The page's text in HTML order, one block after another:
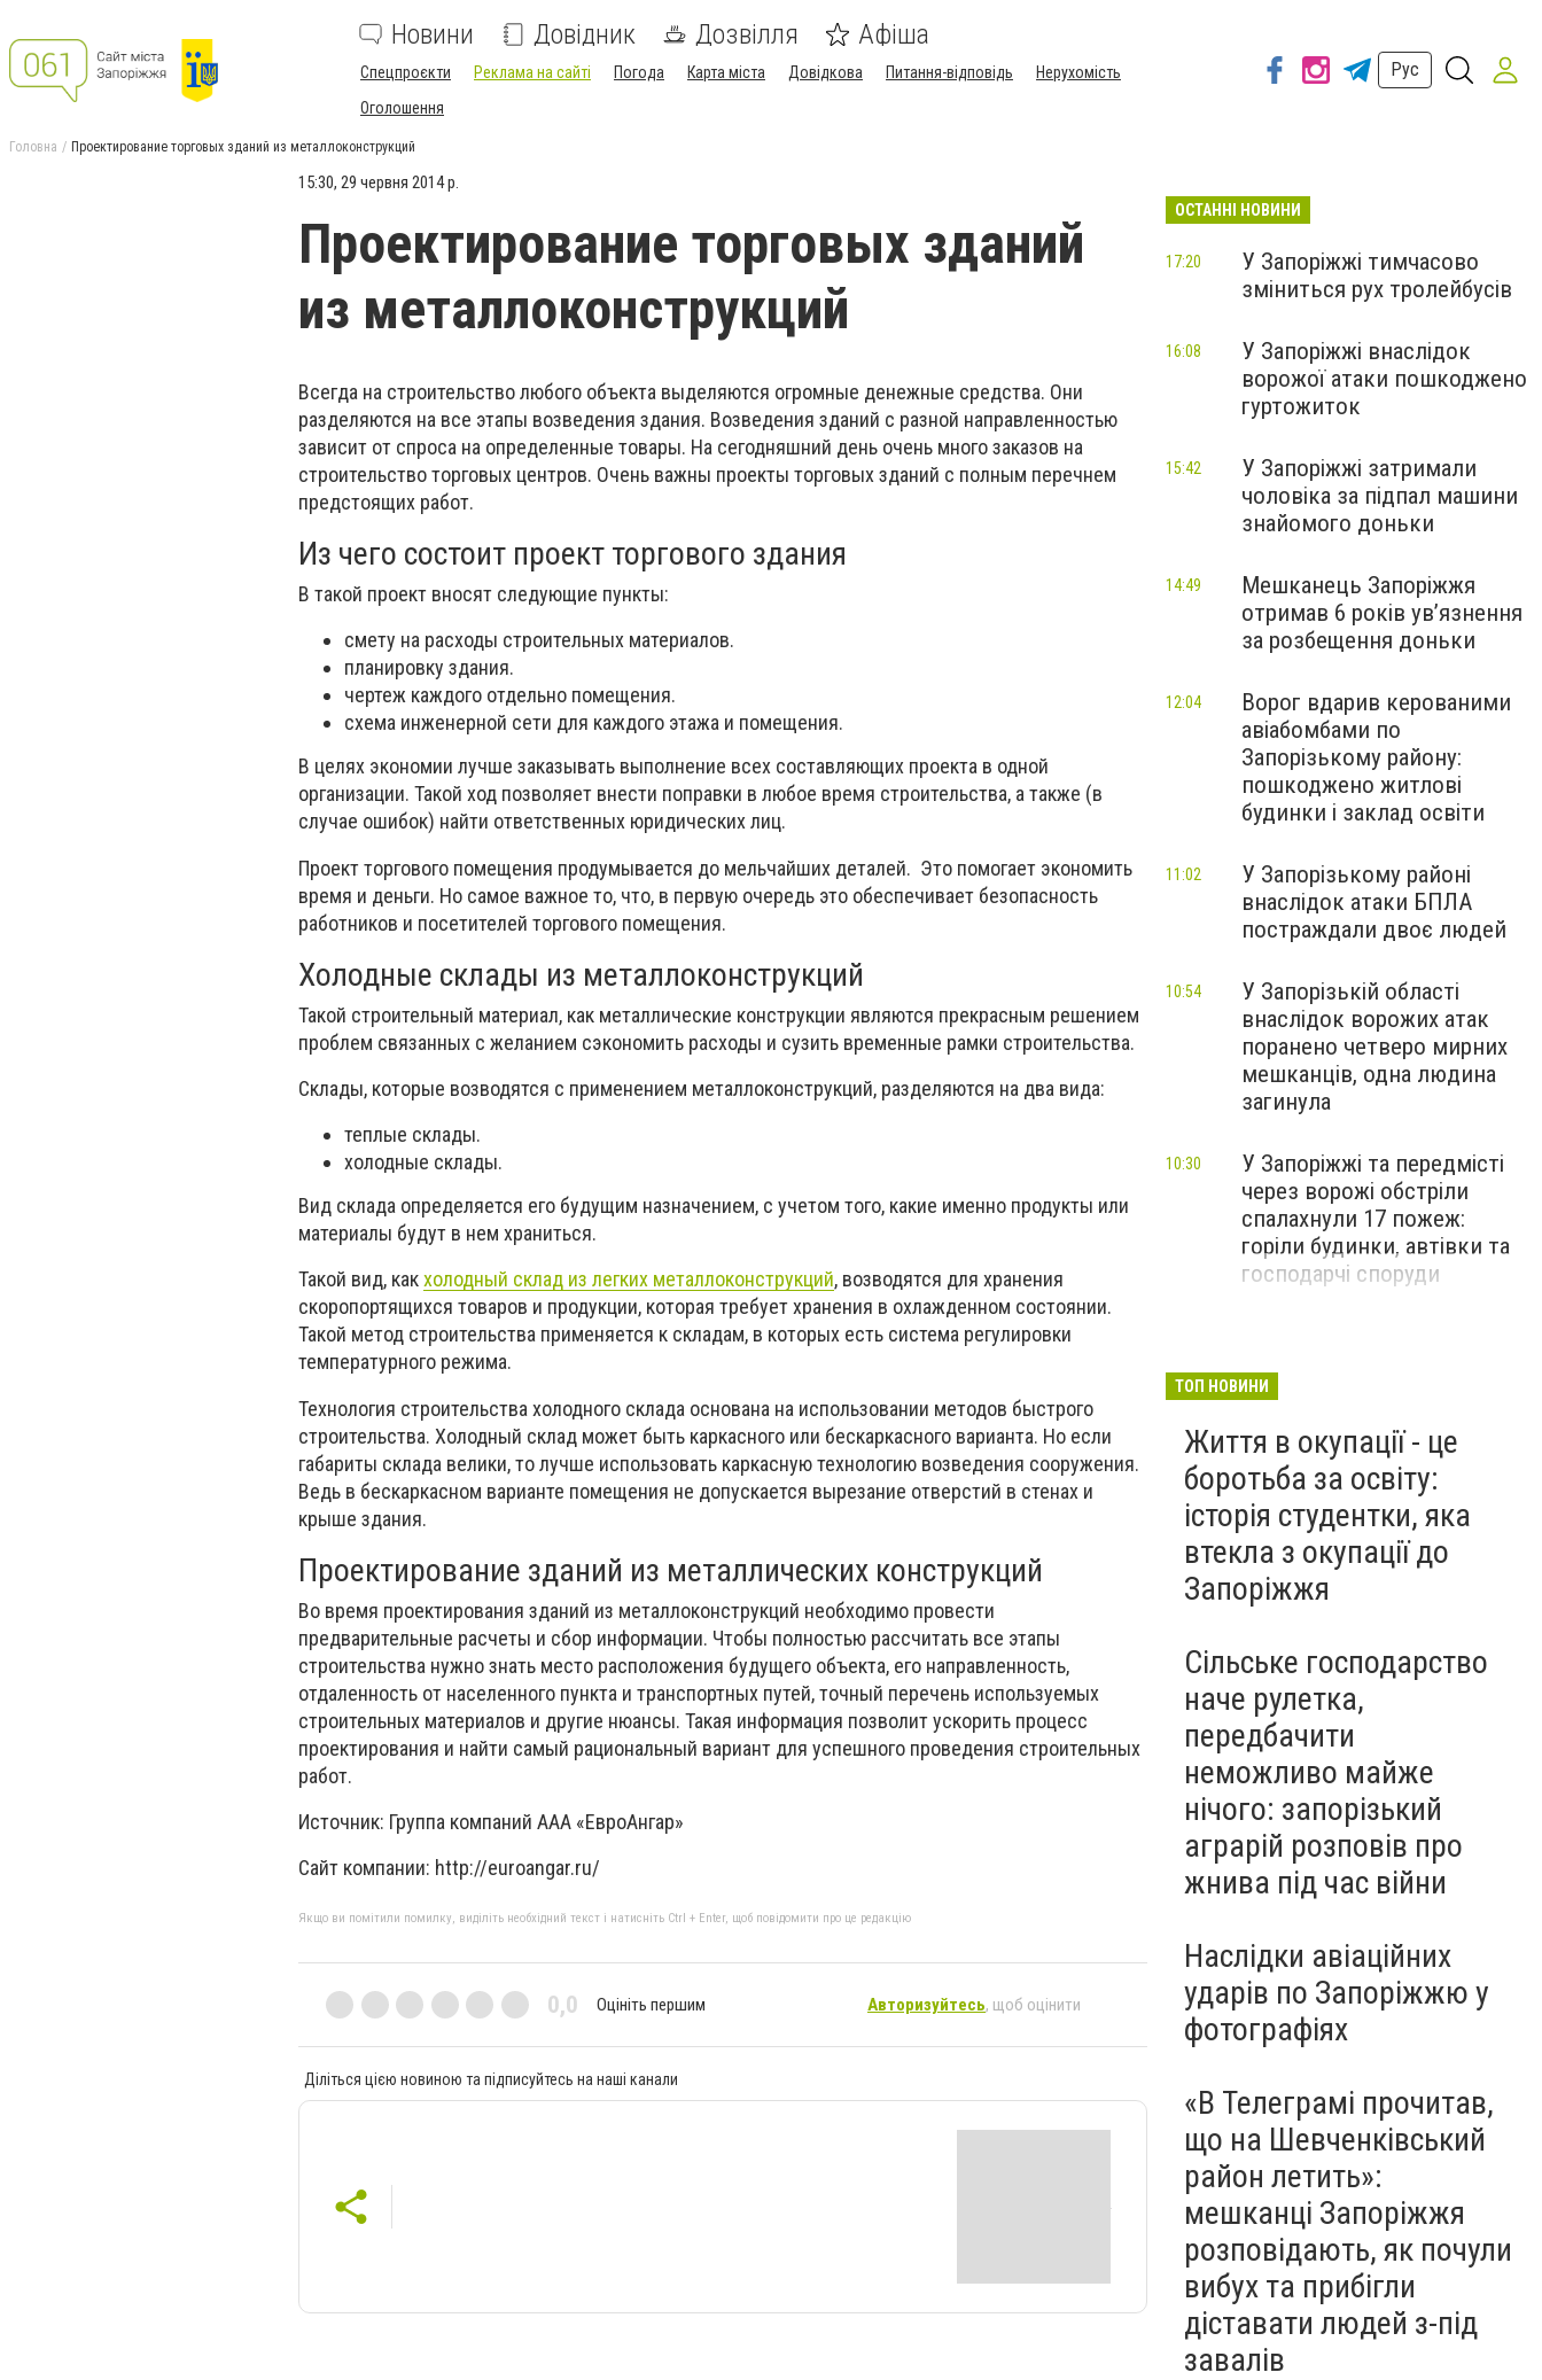
Новини Довідник Дозвілля Афіша
Спецпроєкти Реклама на сайті Погода Карта міста Довідкова Питання-відповідь
Нерухомість
Оголошення
Рус
Головна Проектирование торговых зданий из металлоконструкций
15:30, 29 червня 2014 р.
Проектирование торговых зданий
из металлоконструкций
Всегда на строительство любого объекта выделяются огромные денежные средства. Они
разделяются на все этапы возведения здания. Возведения зданий с разной направленностью
зависит от спроса на определенные товары. На сегодняшний день очень много заказов на
строительство торговых центров. Очень важны проекты торговых зданий с полным перечнем
предстоящих работ.
Из чего состоит проект торгового здания
В такой проект вносят следующие пункты:
смету на расходы строительных материалов.
планировку здания.
чертеж каждого отдельно помещения.
схема инженерной сети для каждого этажа и помещения.
В целях экономии лучше заказывать выполнение всех составляющих проекта в одной
организации. Такой ход позволяет внести поправки в любое время строительства, а также (в
случае ошибок) найти ответственных юридических лиц.
Проект торгового помещения продумывается до мельчайших деталей. Это помогает экономить
время и деньги. Но самое важное то, что, в первую очередь это обеспечивает безопасность
работников и посетителей торгового помещения.
Холодные склады из металлоконструкций
Такой строительный материал, как металлические конструкции являются прекрасным решением
проблем связанных с желанием сэкономить расходы и сузить временные рамки строительства.
Склады, которые возводятся с применением металлоконструкций, разделяются на два вида:
теплые склады.
холодные склады.
Вид склада определяется его будущим назначением, с учетом того, какие именно продукты или
материалы будут в нем храниться.
Такой вид, какхолодный склад из легких металлоконструкций, возводятся для хранения
скоропортящихся товаров и продукции, которая требует хранения в охлажденном состоянии.
Такой метод строительства применяется к складам, в которых есть система регулировки
температурного режима.
Технология строительства холодного склада основана на использовании методов быстрого
строительства. Холодный склад может быть каркасного или бескаркасного варианта. Но если
габариты склада велики, то лучше использовать каркасную технологию возведения сооружения.
Ведь в бескаркасном варианте помещения не допускается вырезание отверстий в стенах и
крыше здания.
Проектирование зданий из металлических конструкций
Во время проектирования зданий из металлоконструкций необходимо провести
предварительные расчеты и сбор информации. Чтобы полностью рассчитать все этапы
строительства нужно знать место расположения будущего объекта, его направленность,
отдаленность от населенного пункта и транспортных путей, точный перечень используемых
строительных материалов и другие нюансы. Такая информация позволит ускорить процесс
проектирования и найти самый рациональный вариант для успешного проведения строительных
работ.
Источник: Группа компаний ААА «ЕвроАнгар»
Сайт компании: http://euroangar.ru/
Якщо ви помітили помилку, виділіть необхідний текст і натисніть Ctrl + Enter, щоб повідомити про це редакцію
0,0 Оцініть першим Авторизуйтесь, щоб оцінити
Діліться цією новиною та підписуйтесь на наші канали
ОСТАННІ НОВИНИ
У Запоріжжі тимчасово
зміниться рух тролейбусів
17:20
У Запоріжжі внаслідок
ворожої атаки пошкоджено
гуртожиток
16:08
У Запоріжжі затримали
чоловіка за підпал машини
знайомого доньки
15:42
Мешканець Запоріжжя
отримав 6 років увʼязнення
за розбещення доньки
14:49
Ворог вдарив керованими
авіабомбами по
Запорізькому району:
пошкоджено житлові
будинки і заклад освіти
12:04
У Запорізькому районі
внаслідок атаки БПЛА
постраждали двоє людей
11:02
У Запорізькій області
внаслідок ворожих атак
поранено четверо мирних
мешканців, одна людина
загинула
10:54
У Запоріжжі та передмісті
через ворожі обстріли
спалахнули 17 пожеж:
горіли будинки, автівки та
господарчі споруди
10:30
ТОП НОВИНИ
Життя в окупації - це
боротьба за освіту:
історія студентки, яка
втекла з окупації до
Запоріжжя
Сільське господарство
наче рулетка,
передбачити
неможливо майже
нічого: запорізький
аграрій розповів про
жнива під час війни
Наслідки авіаційних
ударів по Запоріжжю у
фотографіях
«В Телеграмі прочитав,
що на Шевченківський
район летить»:
мешканці Запоріжжя
розповідають, як почули
вибух та прибігли
діставати людей з-під
завалів